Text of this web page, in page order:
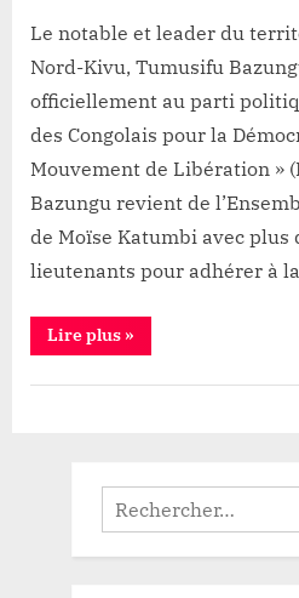
Le notable et leader du
Nord-Kivu, Tumusifu
officiellement au parti
des Congolais pour la
Mouvement de Libération »
Bazungu revient de
de Moïse Katumbi avec plus
lieutenants pour adhérer à
Lire plus“Nord-
Kivu
Tumusifu
la
République
de
Katumbi
et
»
Rechercher :